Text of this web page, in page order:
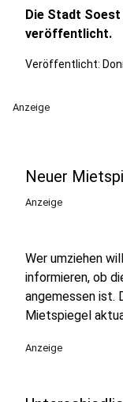
Die Stadt
veröffentlicht.
Veröffentlicht:
Anzeige
Neuer
Anzeige
Wer umziehen
informieren, ob
angemessen ist.
Mietspiegel
Anzeige